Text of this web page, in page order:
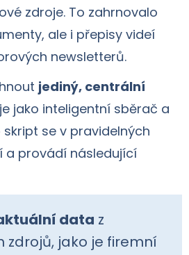
zdroje. To zahrnovalo
ale i přepisy videí
newsletterů.
jediný, centrální
jako inteligentní sběrač a
se v pravidelných
a provádí následující
data z
zdrojů, jako je firemní